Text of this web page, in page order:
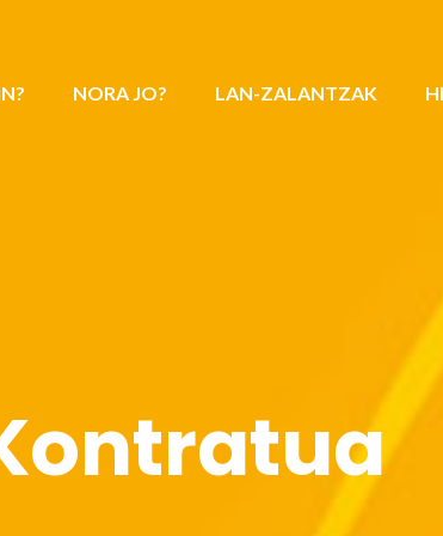
NORA JO? LAN-ZALANTZAK